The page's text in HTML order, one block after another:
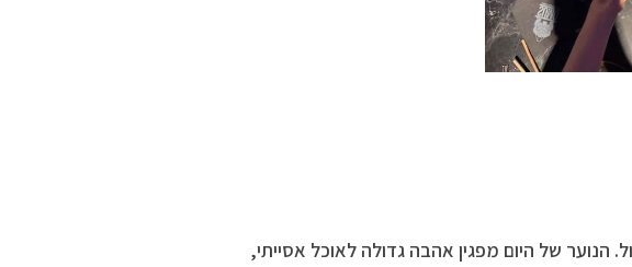
של היום מפגין אהבה גדולה לאוכל אסייתי,